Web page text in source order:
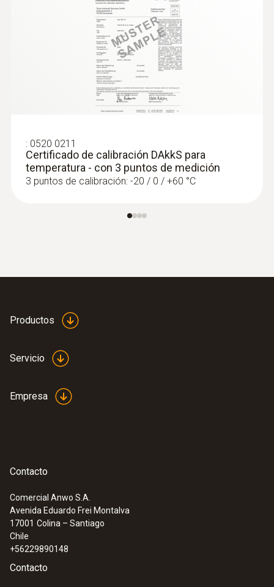
: 0520 0211
Certificado de calibración DAkkS para
temperatura - con 3 puntos de medición
3 puntos de calibración: -20 / 0 / +60 °C
Productos
Servicio
Empresa
Contacto
Comercial Anwo S.A.
Avenida Eduardo Frei Montalva
17001 Colina – Santiago
Chile
+56229890148
Contacto